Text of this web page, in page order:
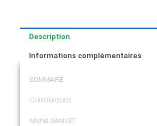
Description
Informations complémentaires
SOMMAIRE
CHRONIQUES
Michel GANIVET